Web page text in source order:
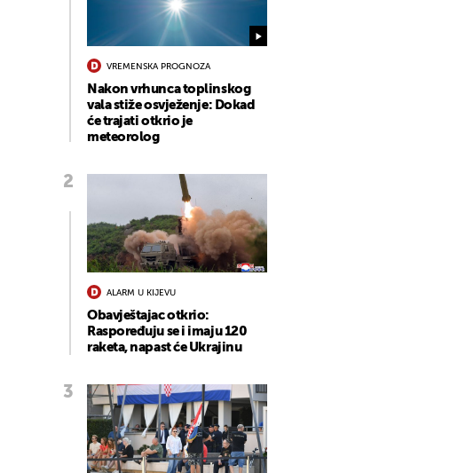
VREMENSKA PROGNOZA
Nakon vrhunca toplinskog
vala stiže osvježenje: Dokad
će trajati otkrio je
meteorolog
ALARM U KIJEVU
Obavještajac otkrio:
Raspoređuju se i imaju 120
raketa, napast će Ukrajinu